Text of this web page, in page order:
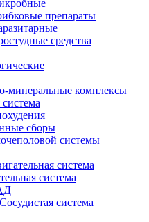
препараты
средства
минеральные комплексы
сборы
системы
система
система
система